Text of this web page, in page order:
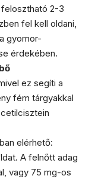
felosztható 2-3
fel kell oldani,
gyomor-
érdekében.
bő
ez segíti a
fém tárgyakkal
elérhető:
A felnőtt adag
vagy 75 mg-os